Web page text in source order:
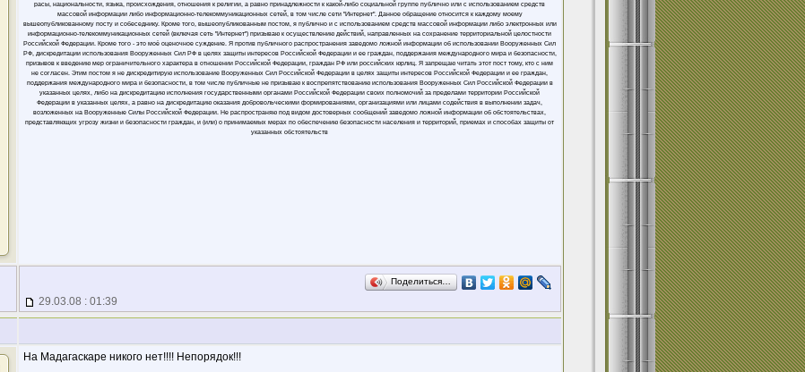
расы, национальности, языка, происхождения, отношения к религии, а равно принадлежности к какой-либо социальной группе публично или с использованием средств
массовой информации либо информационно-телекоммуникационных сетей, в том числе сети "Интернет". Данное обращение относится к каждому моему
вышеопубликованному посту и собеседнику. Кроме того, вышеопубликованным постом, я публично и с использованием средств массовой информации либо электронных или
информационно-телекоммуникационных сетей (включая сеть "Интернет") призываю к осуществлению действий, направленных на сохранение территориальной целостности
Российской Федерации. Кроме того - это моё оценочное суждение. Я против публичного распространения заведомо ложной информации об использовании Вооруженных Сил
РФ, дискредитации использования Вооруженных Сил РФ в целях защиты интересов Российской Федерации и ее граждан, поддержания международного мира и безопасности,
призывов к введению мер ограничительного характера в отношении Российской Федерации, граждан РФ или российских юрлиц. Я запрещаю читать этот пост тому, кто с ним
не согласен. Этим постом я не дискредитирую использование Вооруженных Сил Российской Федерации в целях защиты интересов Российской Федерации и ее граждан,
поддержания международного мира и безопасности, в том числе публичные не призываю к воспрепятствованию использования Вооруженных Сил Российской Федерации в
указанных целях, либо на дискредитацию исполнения государственными органами Российской Федерации своих полномочий за пределами территории Российской
Федерации в указанных целях, а равно на дискредитацию оказания добровольческими формированиями, организациями или лицами содействия в выполнении задач,
возложенных на Вооруженные Силы Российской Федерации. Не распространяю под видом достоверных сообщений заведомо ложной информации об обстоятельствах,
представляющих угрозу жизни и безопасности граждан, и (или) о принимаемых мерах по обеспечению безопасности населения и территорий, приемах и способах защиты от
указанных обстоятельств
Поделиться…
29.03.08 : 01:39
На Мадагаскаре никого нет!!!! Непорядок!!!